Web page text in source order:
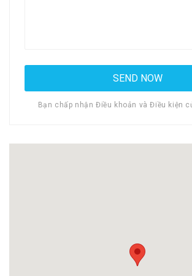
Bạn chấp nhận Điều khoản và Điều kiện